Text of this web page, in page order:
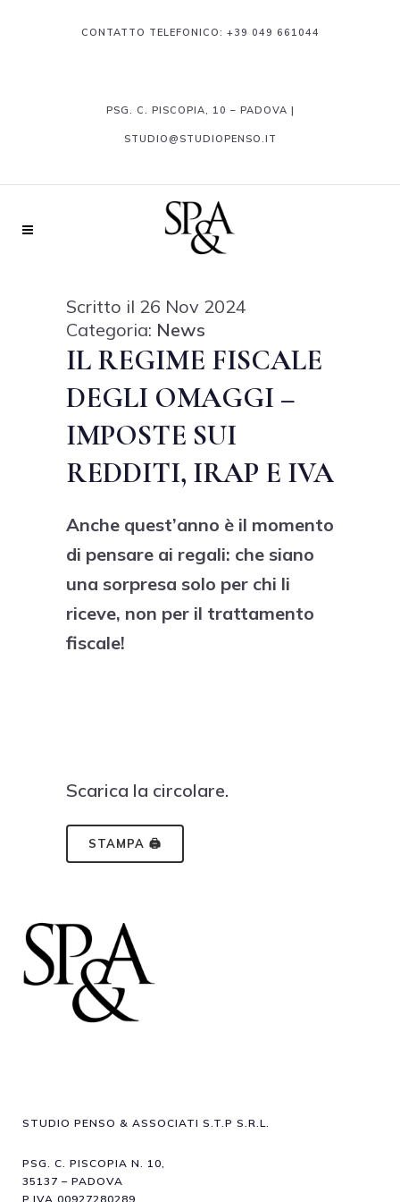
CONTATTO TELEFONICO: +39 049 661044
PSG. C. PISCOPIA, 10 – PADOVA |
STUDIO@STUDIOPENSO.IT
Scritto il 26 Nov 2024
Categoria: News
IL REGIME FISCALE
DEGLI OMAGGI –
IMPOSTE SUI
REDDITI, IRAP E IVA
Anche quest’anno è il momento
di pensare ai regali: che siano
una sorpresa solo per chi li
riceve, non per il trattamento
fiscale!
Scarica la circolare.
STAMPA 🖨
STUDIO PENSO & ASSOCIATI S.T.P S.R.L.
PSG. C. PISCOPIA N. 10,
35137 – PADOVA
P.IVA 00927280289